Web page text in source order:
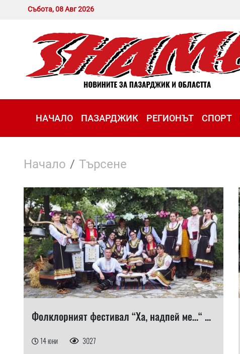
Събота, 08 Авг 2026
НАЧАЛО ПАЗАРДЖИК РЕГИОНЪТ СПОРТ
Начало Търсене
Фолклорният фестивал “Ха, надпей ме…“ ...
14 юни 3027